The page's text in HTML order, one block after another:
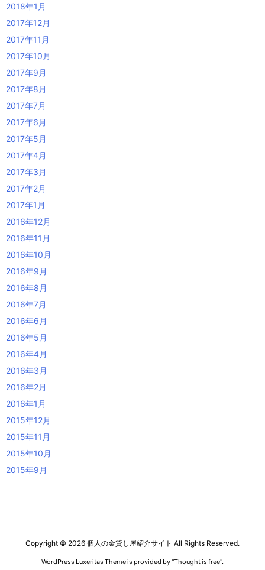
2018年1月
2017年12月
2017年11月
2017年10月
2017年9月
2017年8月
2017年7月
2017年6月
2017年5月
2017年4月
2017年3月
2017年2月
2017年1月
2016年12月
2016年11月
2016年10月
2016年9月
2016年8月
2016年7月
2016年6月
2016年5月
2016年4月
2016年3月
2016年2月
2016年1月
2015年12月
2015年11月
2015年10月
2015年9月
Copyright © 2026 個人の金貸し屋紹介サイト All Rights Reserved.
WordPress Luxeritas Theme is provided by "Thought is free".